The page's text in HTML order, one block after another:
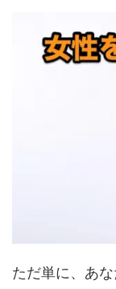
ただ単に、あな